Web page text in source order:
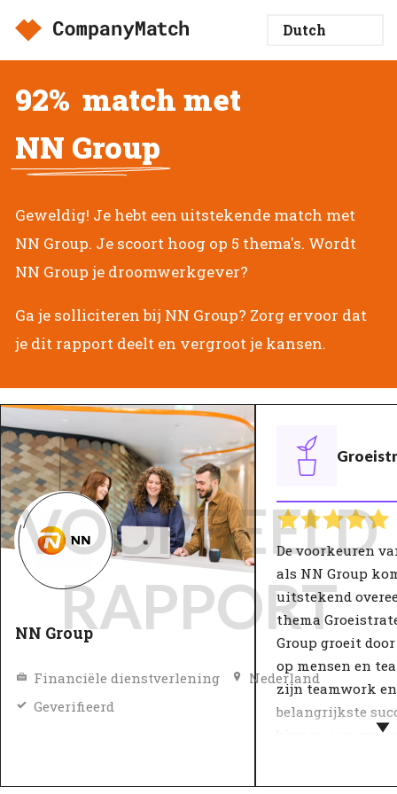
92% match met
NN Group
Geweldig! Je hebt een uitstekende match met
NN Group. Je scoort hoog op 5 thema's. Wordt
NN Group je droomwerkgever?
Ga je solliciteren bij NN Group? Zorg ervoor dat
je dit rapport deelt en vergroot je kansen.
NN Group
Financiële dienstverlening
Nederland
Geverifieerd
De voorkeuren
als NN Group
uitstekend
thema
Group groeit
op mensen en
zijn teamwork en
belangrijkste
binnen een
VOORBEELD
RAPPORT